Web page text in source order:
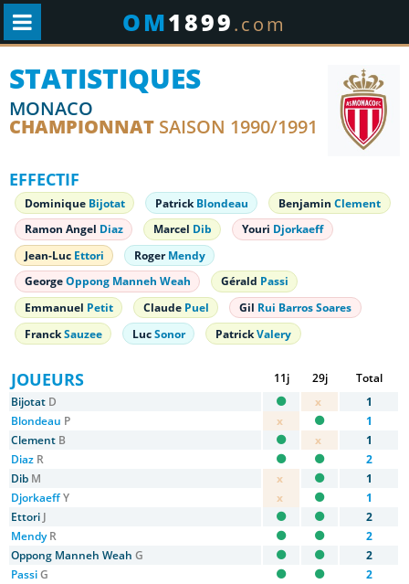
OM1899.com
STATISTIQUES
MONACO
CHAMPIONNAT SAISON 1990/1991
EFFECTIF
Dominique Bijotat Patrick Blondeau Benjamin Clement
Ramon Angel Diaz Marcel Dib Youri Djorkaeff
Jean-Luc Ettori Roger Mendy
George Oppong Manneh Weah Gérald Passi
Emmanuel Petit Claude Puel Gil Rui Barros Soares
Franck Sauzee LucSonor PatrickValery
JOUEURS 11j 29j
Total
Bijotat D x
1
Blondeau P x
1
Clement B x
1
Diaz R
2
Dib M x
1
DjorkaeffY x
1
Ettori J
2
Mendy R
2
Oppong Manneh Weah G
2
PassiG
2